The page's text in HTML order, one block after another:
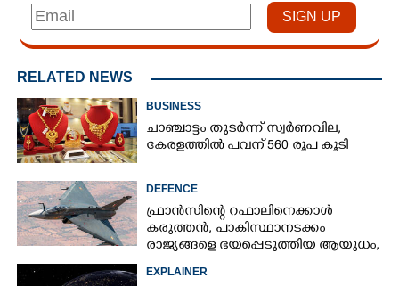
RELATED NEWS
BUSINESS
ചാഞ്ചാട്ടം തുടർന്ന് സ്വർണവില,
കേരളത്തിൽ പവന് 560 രൂപ കൂടി
DEFENCE
ഫ്രാൻസിന്റെ റഫാലിനെക്കാൾ
കരുത്തൻ,​ പാകിസ്ഥാനടക്കം
രാജ്യങ്ങളെ ഭയപ്പെടുത്തിയ ആയുധം,​
EXPLAINER